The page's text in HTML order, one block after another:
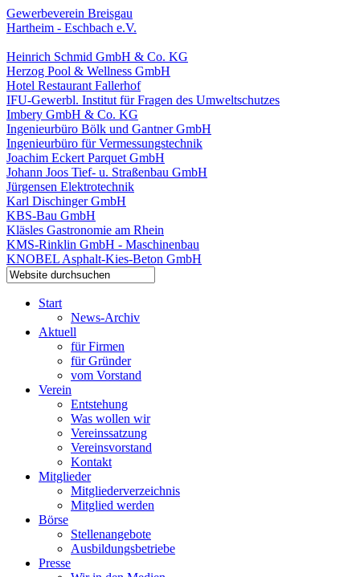
Gewerbeverein Breisgau
Hartheim - Eschbach e.V.
Heinrich Schmid GmbH & Co. KG
Herzog Pool & Wellness GmbH
Hotel Restaurant Fallerhof
IFU-Gewerbl. Institut für Fragen des Umweltschutzes
Imbery GmbH & Co. KG
Ingenieurbüro Bölk und Gantner GmbH
Ingenieurbüro für Vermessungstechnik
Joachim Eckert Parquet GmbH
Johann Joos Tief- u. Straßenbau GmbH
Jürgensen Elektrotechnik
Karl Dischinger GmbH
KBS-Bau GmbH
Kläsles Gastronomie am Rhein
KMS-Rinklin GmbH - Maschinenbau
KNOBEL Asphalt-Kies-Beton GmbH
Start
News-Archiv
Aktuell
für Firmen
für Gründer
vom Vorstand
Verein
Entstehung
Was wollen wir
Vereinssatzung
Vereinsvorstand
Kontakt
Mitglieder
Mitgliederverzeichnis
Mitglied werden
Börse
Stellenangebote
Ausbildungsbetriebe
Presse